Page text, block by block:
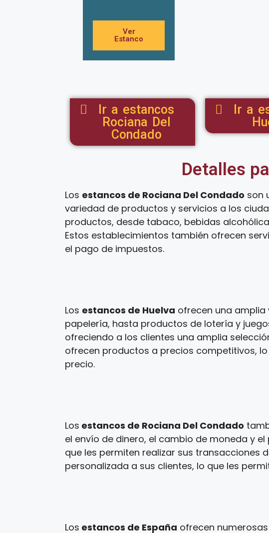
Ver
Estanco
Ir a estancos
Rociana Del
Condado
Ir a
Detalles
Los estancos de Rociana Del Condado son
variedad de productos y servicios a los
productos, desde tabaco, bebidas
Estos establecimientos también ofrecen
el pago de impuestos.
Los estancos de Huelva ofrecen una
papelería, hasta productos de lotería y
ofreciendo a los clientes una amplia
ofrecen productos a precios competitivos,
precio.
Los estancos de Rociana Del Condado
el envío de dinero, el cambio de moneda y
que les permiten realizar sus transacciones
personalizada a sus clientes, lo que les
Los estancos de España ofrecen